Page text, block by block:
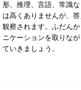
形、推理、言語、常識
は高くありませんが、
観察されます。ふだん
ニケーションを取りな
ていきましょう。